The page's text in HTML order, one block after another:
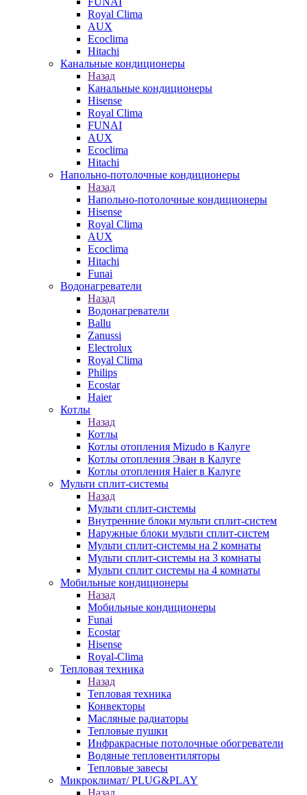
Royal Clima
AUX
Ecoclima
Hitachi
Канальные кондиционеры
Назад
Канальные кондиционеры
Hisense
Royal Clima
FUNAI
AUX
Ecoclima
Hitachi
Напольно-потолочные кондиционеры
Назад
Напольно-потолочные кондиционеры
Hisense
Royal Clima
AUX
Ecoclima
Hitachi
Funai
Водонагреватели
Назад
Водонагреватели
Ballu
Zanussi
Electrolux
Royal Clima
Philips
Ecostar
Haier
Котлы
Назад
Котлы
Котлы отопления Mizudo в Калуге
Котлы отопления Эван в Калуге
Котлы отопления Haier в Калуге
Мульти сплит-системы
Назад
Мульти сплит-системы
Внутренние блоки мульти сплит-систем
Наружные блоки мульти сплит-систем
Мульти сплит-системы на 2 комнаты
Мульти сплит-системы на 3 комнаты
Мульти сплит системы на 4 комнаты
Мобильные кондиционеры
Назад
Мобильные кондиционеры
Funai
Ecostar
Hisense
Royal-Clima
Тепловая техника
Назад
Тепловая техника
Конвекторы
Масляные радиаторы
Тепловые пушки
Инфракрасные потолочные обогреватели
Водяные тепловентиляторы
Тепловые завесы
Микроклимат/ PLUG&PLAY
Назад